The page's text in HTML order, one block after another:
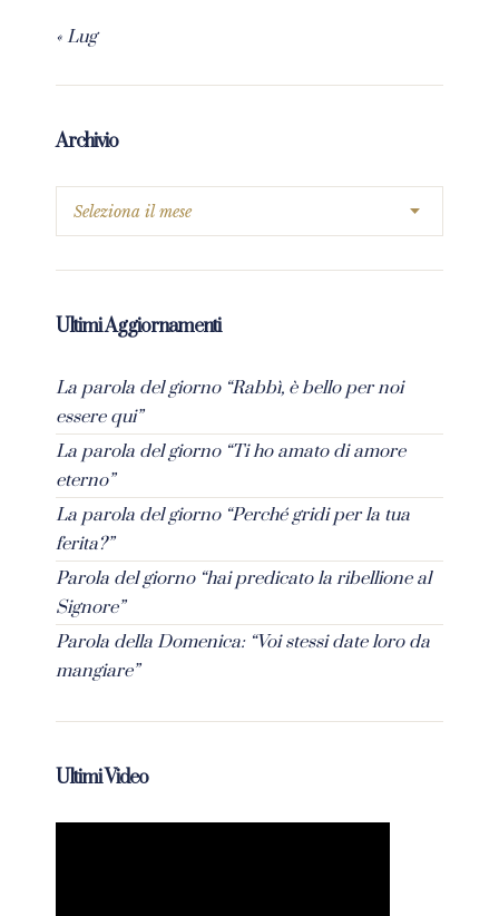
« Lug
Archivio
Ultimi Aggiornamenti
La parola del giorno “Rabbì, è bello per noi
essere qui”
La parola del giorno “Ti ho amato di amore
eterno”
La parola del giorno “Perché gridi per la tua
ferita?”
Parola del giorno “hai predicato la ribellione al
Signore”
Parola della Domenica: “Voi stessi date loro da
mangiare”
Ultimi Video